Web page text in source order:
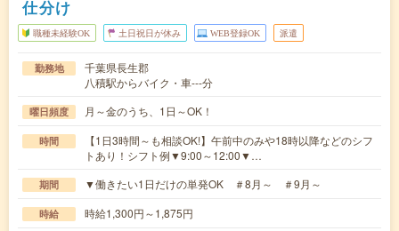
仕分け
職種未経験OK 土日祝日が休み WEB登録OK 派遣
勤務地
千葉県長生郡
八積駅からバイク・車---分
曜日頻度 月～金のうち、1日～OK！
時間
【1日3時間～も相談OK!】午前中のみや18時以降などのシフ
トあり！シフト例▼9:00～12:00▼…
期間 ▼働きたい1日だけの単発OK ＃8月～ ＃9月～
時給 時給1,300円～1,875円